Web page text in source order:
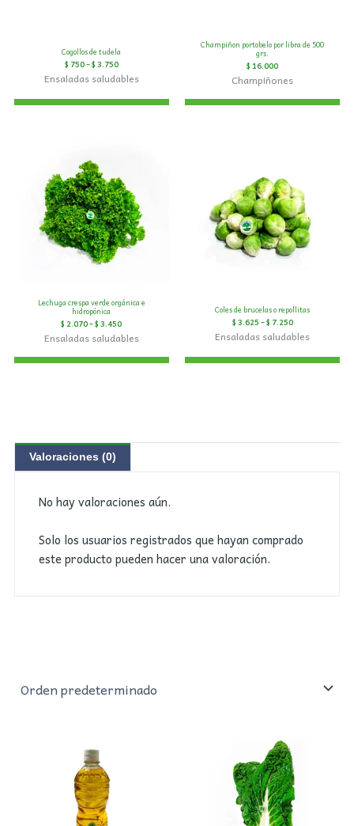
Cogollos de tudela
$ 750–$ 3.750
Ensaladas saludables
Champiñon portobelo por libra de 500
grs.
$ 16.000
Champiñones
Lechuga crespa verde orgánica e
hidropónica
$ 2.070–$ 3.450
Ensaladas saludables
Coles de brucelas o repollitas
$ 3.625 –$ 7.250
Ensaladas saludables
Valoraciones (0)
No hay valoraciones aún.
Solo los usuarios registrados que hayan comprado
este producto pueden hacer una valoración.